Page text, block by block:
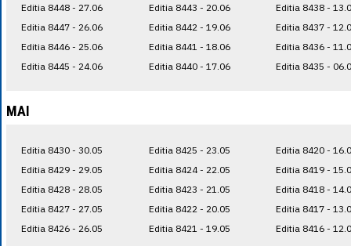
Editia 8448 - 27.06
Editia 8447 - 26.06
Editia 8446 - 25.06
Editia 8445 - 24.06
Editia 8443 - 20.06
Editia 8442 - 19.06
Editia 8441 - 18.06
Editia 8440 - 17.06
Editia 8438 -
Editia 8437 -
Editia 8436 -
Editia 8435 -
MAI
Editia 8430 - 30.05
Editia 8429 - 29.05
Editia 8428 - 28.05
Editia 8427 - 27.05
Editia 8426 - 26.05
Editia 8425 - 23.05
Editia 8424 - 22.05
Editia 8423 - 21.05
Editia 8422 - 20.05
Editia 8421 - 19.05
Editia 8420 -
Editia 8419 -
Editia 8418 -
Editia 8417 -
Editia 8416 -